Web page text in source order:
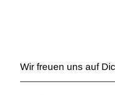
Wir freuen uns auf